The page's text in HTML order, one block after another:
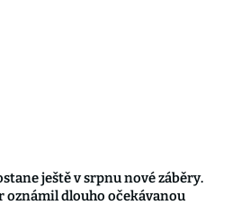
ještě v srpnu nové záběry.
oznámil dlouho očekávanou